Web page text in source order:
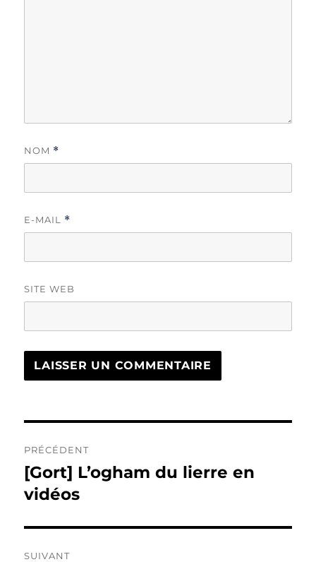
NOM *
E-MAIL *
SITE WEB
de
l’article
PRÉCÉDENT
Publication
précédente :
[Gort] L’ogham du lierre en
vidéos
SUIVANT